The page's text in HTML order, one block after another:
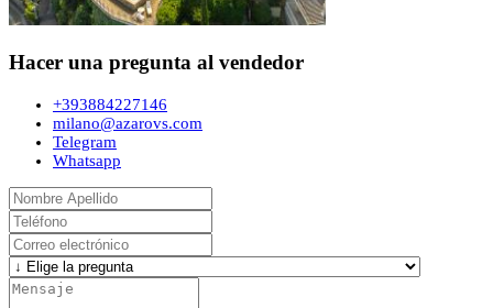
Hacer una pregunta al vendedor
+393884227146
milano@azarovs.com
Telegram
Whatsapp